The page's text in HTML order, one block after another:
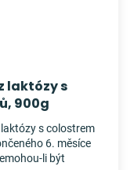
laktózy s
900g
s colostrem
6. měsíce
li být